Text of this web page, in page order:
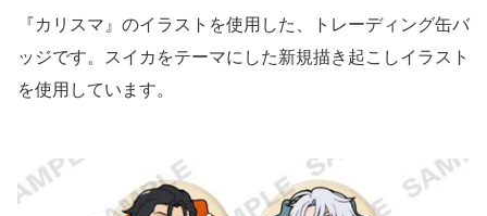
『カリスマ』のイラストを使用した、トレーディング缶バ
ッジです。スイカをテーマにした新規描き起こしイラスト
を使用しています。